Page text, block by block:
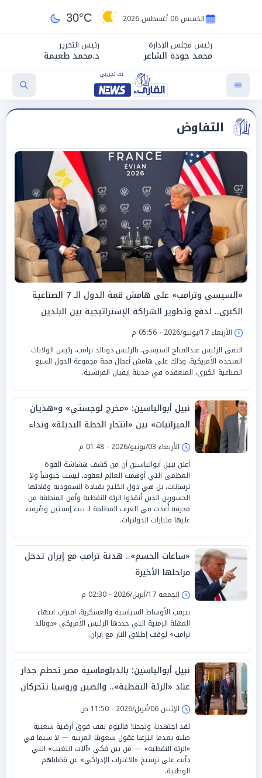
الخميس 06 أغسطس 2026 30°C
رئيس مجلس الإدارة
محمد جودة الشاعر
رئيس التحرير
د.محمد طعيمة
التفاوض
«السيسي وترامب» على هامش قمة الدول الـ 7 الصناعية
الكبرى.. لدفع وتطوير الشراكة الإستراتيجية بين البلدين
الأربعاء 17/يونيو/2026 - 05:56 م
التقى الرئيس عبدالفتاح السيسي، بالرئيس دونالد ترامب، رئيس الولايات
المتحدة الأمريكية، وذلك على هامش أعمال قمة مجموعة الدول السبع
الصناعية الكبرى، المنعقدة في مدينة إيفيان الفرنسية.
نبيل أبوالياسين: «مخرج لوجستي» و«هذيان
الميزانيات» بين «انتحار الخطة البديلة» ونداء
السيادة لـ«الرياض»
الأربعاء 03/يونيو/2026 - 01:48 م
أعلن نبيل أبوالياسين أن من كشف هشاشة القوة
العظمى التي أوهمت العالم لعقود، ليست جيوشاً ولا
ترسانات، بل هي دول الخليج بقيادة السعودية وقادتها
الجسورين الذين أنقذوا الرئة النفطية وأمن المنطقة من
محرقة أُعدت في الغرف المظلمة لـ بيت إبستين وصُرفت
عليها مليارات الدولارات.
«ساعات الحسم».. هدنة ترامب مع إيران تدخل
مراحلها الأخيرة
الجمعة 17/أبريل/2026 - 02:30 م
تترقب الأوساط السياسية والعسكرية، اقتراب انتهاء
المهلة الزمنية التي حددها الرئيس الأمريكي «دونالد
ترامب» لوقف إطلاق النار مع إيران.
نبيل أبوالياسين: بالدبلوماسية مصر تحطم جدار
عناد «الرئة النفطية».. والصين وروسيا تتحركان
والفاتيكان يفضح
الإثنين 06/أبريل/2026 - 11:50 ص
لقد اجتهدنا، ونجحنا؛ فاليوم نقف فوق أرضية شعبية
صلبة بعدما انتزعنا عقول شعوبنا العربية — لا سيما في
«الرئة النفطية» — من بين فكي «آلات التغيب» التي
دأبت على ترسيخ «الاغتراب الإدراكي» عن قضاياهم
الوطنية.